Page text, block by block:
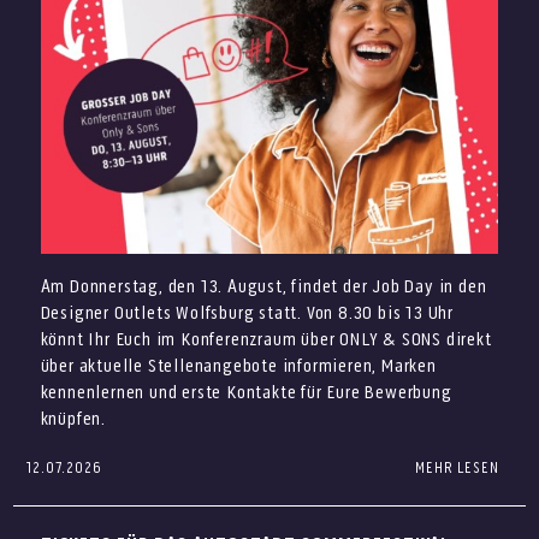
höheren Temperaturen angenehm genießen.
Kommt vorbei und sichert Euch Eure Sommer-Favoriten
zum Outletpreis – mit dauerhaft bis zu 70% auf die UVP.
Sommerliche Angebote
Sonntag, 2. August
Vespa Club mit zahlreichen Vespas rund um die
Eventfläche ab 13 Uhr
DJ Alessandro
Vorband Dani_S
Christian Meringolo live ab 14 Uhr
Aperol Truck
Italienisches Eis von Giovanni L.
Final Sale: Ausgewählte Highlights
entdecken
12.07.2026
Am Donnerstag, den 13. August, findet der Job Day in den
Designer Outlets Wolfsburg statt. Von 8.30 bis 13 Uhr
könnt Ihr Euch im Konferenzraum über ONLY & SONS direkt
über aktuelle Stellenangebote informieren, Marken
kennenlernen und erste Kontakte für Eure Bewerbung
knüpfen.
Du suchst einen neuen Job im Verkauf, im Store
MEHR LESEN